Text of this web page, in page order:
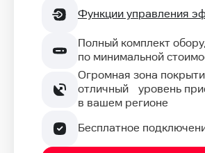
Функции управления
Полный комплект
по минимальной
Огромная зона
отличный уровень
в вашем регионе
Бесплатное